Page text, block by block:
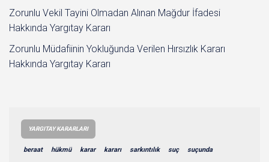
Zorunlu Vekil Tayini Olmadan Alınan Mağdur İfadesi
Hakkında Yargıtay Kararı
Zorunlu Müdafiinin Yokluğunda Verilen Hırsızlık Kararı
Hakkında Yargıtay Kararı
YARGITAY KARARLARI
beraat hükmü karar kararı sarkıntılık suç suçunda